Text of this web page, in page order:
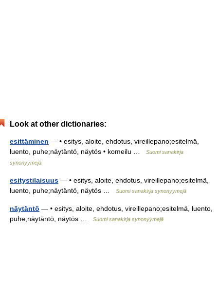
Look at other dictionaries:
esittäminen — • esitys, aloite, ehdotus, vireillepano;esitelmä,
luento, puhe;näytäntö, näytös • komeilu …
Suomi sanakirja
synonyymejä
esitystilaisuus — • esitys, aloite, ehdotus, vireillepano;esitelmä,
luento, puhe;näytäntö, näytös …
Suomi sanakirja synonyymejä
näytäntö — • esitys, aloite, ehdotus, vireillepano;esitelmä, luento,
puhe;näytäntö, näytös …
Suomi sanakirja synonyymejä